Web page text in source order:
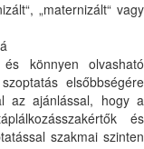
„maternizált“ vagy
könnyen olvasható
elsőbbségére
az ajánlással, hogy a
és
szakmai szinten